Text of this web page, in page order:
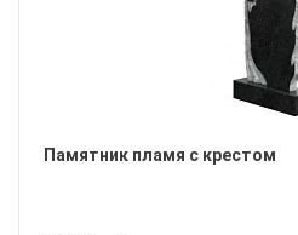
Памятник пламя с крестом